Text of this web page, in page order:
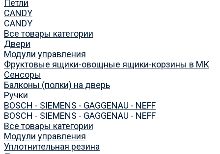
Петли
CANDY
CANDY
Все товары категории
Двери
Модули управления
Фруктовые ящики-овощные ящики-корзины в МК
Сенсоры
Балконы (полки) на дверь
Ручки
BOSCH - SIEMENS - GAGGENAU - NEFF
BOSCH - SIEMENS - GAGGENAU - NEFF
Все товары категории
Модули управления
Уплотнительная резина